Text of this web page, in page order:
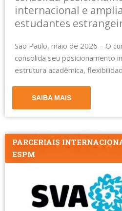
internacional e
estudantes
São Paulo, maio de 2026 – O
consolida seu posicionamento
estrutura acadêmica,
SAIBA MAIS
PARCERIAIS
ESPM